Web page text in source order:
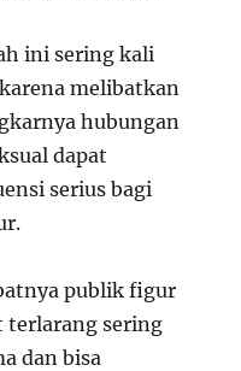
ini sering kali
melibatkan
hubungan
dapat
serius bagi
publik figur
terlarang sering
dan bisa